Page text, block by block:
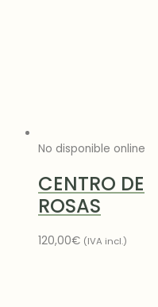
No disponible online
CENTRO DE
ROSAS
120,00€ (IVA incl.)